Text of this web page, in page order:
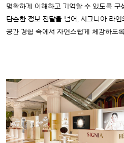
명확하게 이해하고 기억할 수 있도록 구
단순한 정보 전달을 넘어, 시그니아 라
공간 경험 속에서 자연스럽게 체감하도